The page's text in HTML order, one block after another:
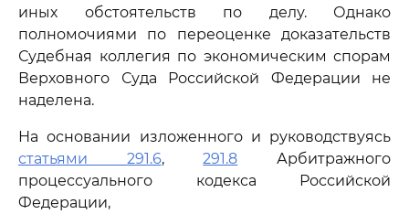
иных обстоятельств по делу. Однако
полномочиями по переоценке доказательств
Судебная коллегия по экономическим спорам
Верховного Суда Российской Федерации не
наделена.
На основании изложенного и руководствуясь
статьями 291.6,291.8 Арбитражного
процессуального кодекса Российской
Федерации,